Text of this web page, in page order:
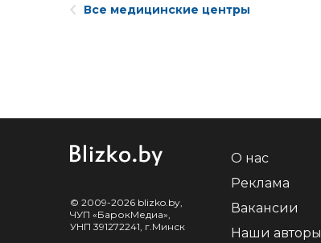
Все медицинские центры
© 2009-2026 blizko.by,
ЧУП «БарокМедиа»,
УНП 391272241, г.Минск
О нас
Реклама
Вакансии
Наши авторы